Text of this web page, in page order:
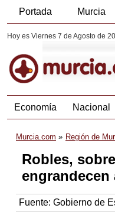
Portada Murcia
Hoy es Viernes 7 de Agosto de
Economía Nacional
Murcia.com Región de
Robles,
Fuente: Gobierno de